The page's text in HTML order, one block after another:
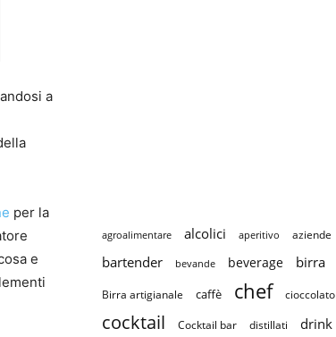
a
per la
e
agroalimentare alcolici aperitivo aziende
bartender bevande beverage birra
Birra artigianale caffè chef cioccolato
cocktail Cocktail bar distillati drink